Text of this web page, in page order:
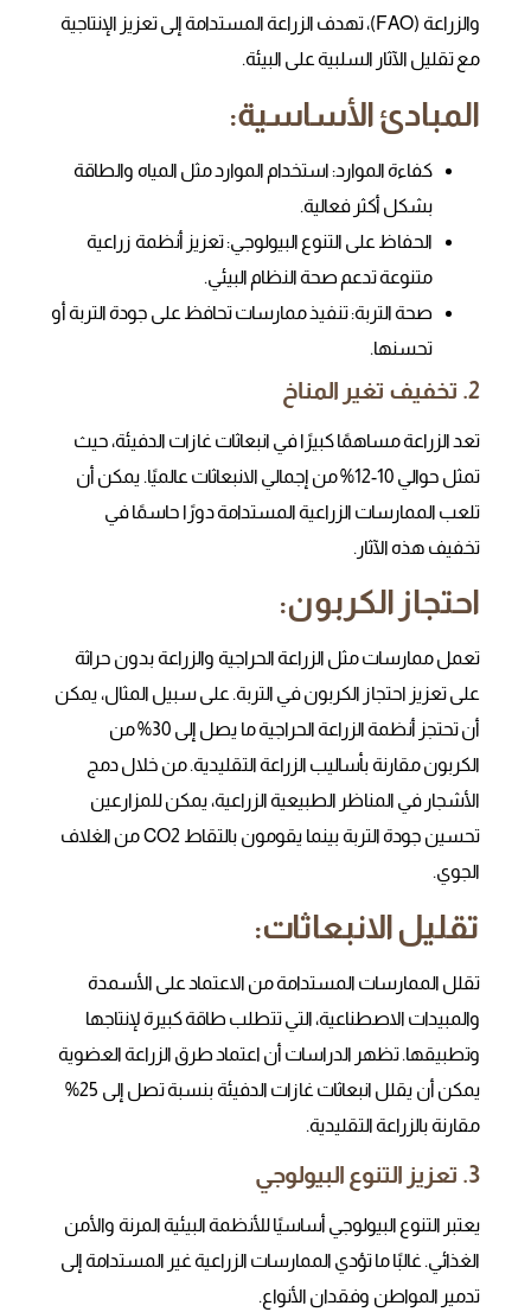
والزراعة (FAO)، تهدف الزراعة المستدامة إلى تعزيز الإنتاجية
مع تقليل الآثار السلبية على البيئة.
المبادئ الأساسية:
كفاءة الموارد: استخدام الموارد مثل المياه والطاقة
بشكل أكثر فعالية.
الحفاظ على التنوع البيولوجي: تعزيز أنظمة زراعية
متنوعة تدعم صحة النظام البيئي.
صحة التربة: تنفيذ ممارسات تحافظ على جودة التربة أو
تحسنها.
2. تخفيف تغير المناخ
تعد الزراعة مساهمًا كبيرًا في انبعاثات غازات الدفيئة، حيث
تمثل حوالي 10-12% من إجمالي الانبعاثات عالميًا. يمكن أن
تلعب الممارسات الزراعية المستدامة دورًا حاسمًا في
تخفيف هذه الآثار.
احتجاز الكربون:
تعمل ممارسات مثل الزراعة الحراجية والزراعة بدون حراثة
على تعزيز احتجاز الكربون في التربة. على سبيل المثال، يمكن
أن تحتجز أنظمة الزراعة الحراجية ما يصل إلى 30% من
الكربون مقارنة بأساليب الزراعة التقليدية. من خلال دمج
الأشجار في المناظر الطبيعية الزراعية، يمكن للمزارعين
تحسين جودة التربة بينما يقومون بالتقاط CO2 من الغلاف
الجوي.
تقليل الانبعاثات:
تقلل الممارسات المستدامة من الاعتماد على الأسمدة
والمبيدات الاصطناعية، التي تتطلب طاقة كبيرة لإنتاجها
وتطبيقها. تظهر الدراسات أن اعتماد طرق الزراعة العضوية
يمكن أن يقلل انبعاثات غازات الدفيئة بنسبة تصل إلى 25%
مقارنة بالزراعة التقليدية.
3. تعزيز التنوع البيولوجي
يعتبر التنوع البيولوجي أساسيًا للأنظمة البيئية المرنة والأمن
الغذائي. غالبًا ما تؤدي الممارسات الزراعية غير المستدامة إلى
تدمير المواطن وفقدان الأنواع.